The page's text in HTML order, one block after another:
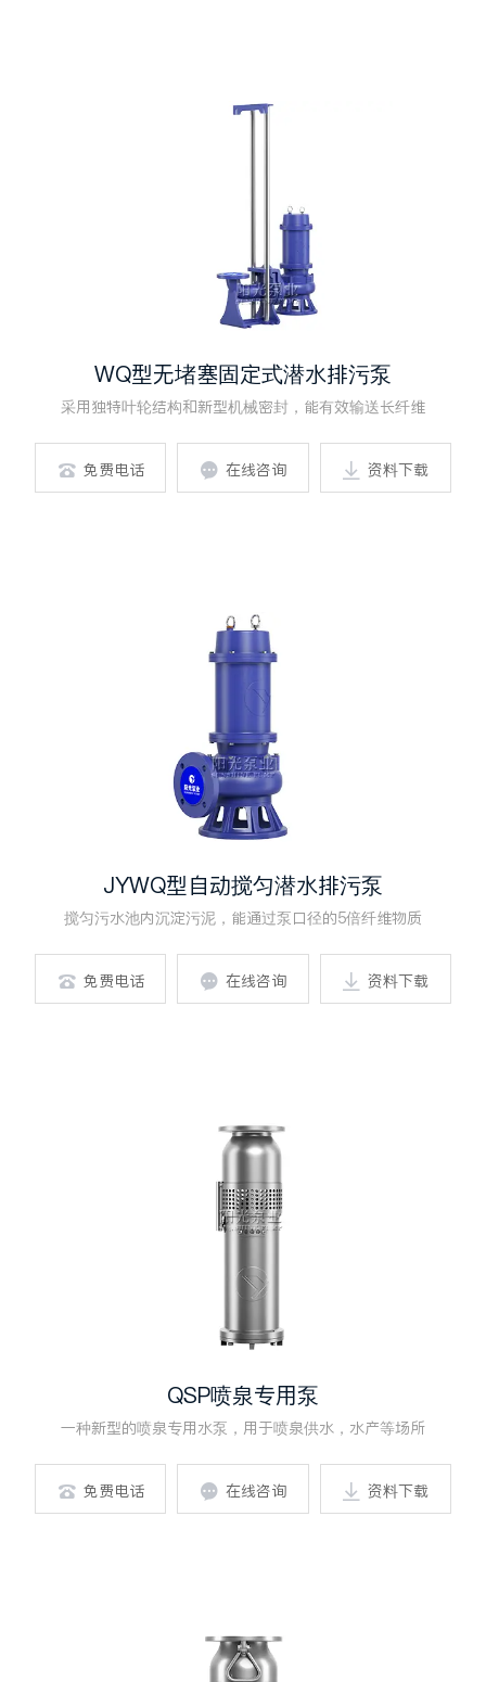
WQ型无堵塞固定式潜水排污泵
采用独特叶轮结构和新型机械密封，能有效输送长纤维
 免费电话  在线咨询  资料下载
JYWQ型自动搅匀潜水排污泵
搅匀污水池内沉淀污泥，能通过泵口径的5倍纤维物质
 免费电话  在线咨询  资料下载
QSP喷泉专用泵
一种新型的喷泉专用水泵，用于喷泉供水，水产等场所
 免费电话  在线咨询  资料下载